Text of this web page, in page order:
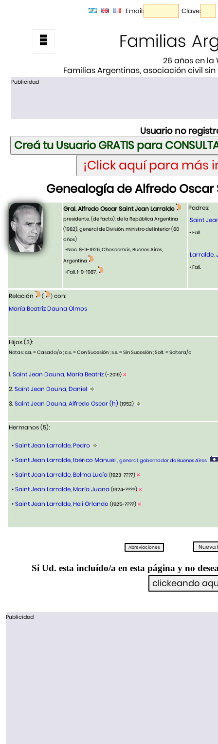
Email: Clave:
26 años en la
Familias Argentinas, asociación civil
Publicidad
Usuario no
Genealogía de Alfredo Oscar
Gral. Alfredo Oscar Saint Jean Larralde
presidente, (de facto), de la República Argentina
(1982), general de División, ministro del Interior(60
años)
•Nac. 8-11-1926, Chascomús, Buenos Aires,
Argentina
•Fall. 1-9-1987,
Padres:
Saint
• Fall.
Larralde,
• Fall.
Relación ( ) con:
María Beatriz Dauna Olmos
Hijos (3):
Notas: ca. = Casada/o ; c.s. = Con Sucesión ; s.s. = Sin Sucesión ; Solt. = Soltera/o
1.Saint Jean Dauna, María Beatriz (-2019)
2.Saint Jean Dauna, Daniel
3.Saint Jean Dauna, Alfredo Oscar (h) (1952)
Hermanos (5):
•Saint Jean Larralde, Pedro
•Saint Jean Larralde, Ibérico Manuel , general, gobernador de Buenos Aires
•Saint Jean Larralde, Belma Lucía (1923-????)
•Saint Jean Larralde, María Juana (1924-????)
•Saint Jean Larralde, Heli Orlando (1925-????)
Si Ud. esta incluído/a en esta página y no
Publicidad